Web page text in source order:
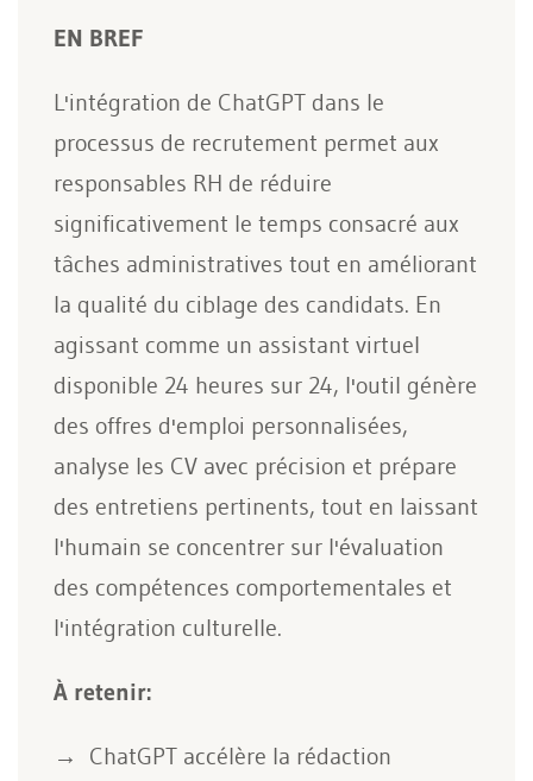
EN BREF
L'intégration de ChatGPT dans le
processus de recrutement permet aux
responsables RH de réduire
significativement le temps consacré aux
tâches administratives tout en améliorant
la qualité du ciblage des candidats. En
agissant comme un assistant virtuel
disponible 24 heures sur 24, l'outil génère
des offres d'emploi personnalisées,
analyse les CV avec précision et prépare
des entretiens pertinents, tout en laissant
l'humain se concentrer sur l'évaluation
des compétences comportementales et
l'intégration culturelle.
À retenir:
ChatGPT accélère la rédaction